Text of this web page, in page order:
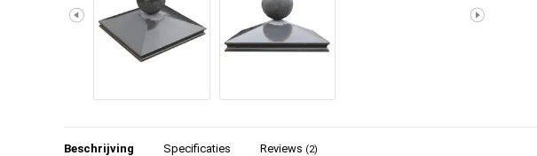
Beschrijving Specificaties Reviews (2)